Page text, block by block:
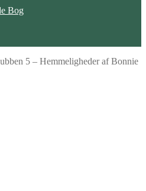
Bog
5 – Hemmeligheder af Bonnie